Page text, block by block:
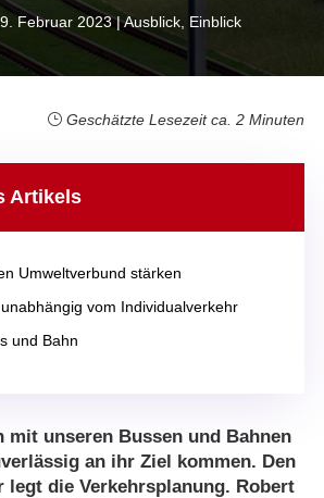
9. Februar 2023|Ausblick, Einblick
Geschätzte Lesezeit ca. 2 Minuten
Artikels
Umweltverbund stärken
vom Individualverkehr
und Bahn
mit unseren Bussen und Bahnen
an ihr Ziel kommen. Den
legt die Verkehrsplanung. Robert